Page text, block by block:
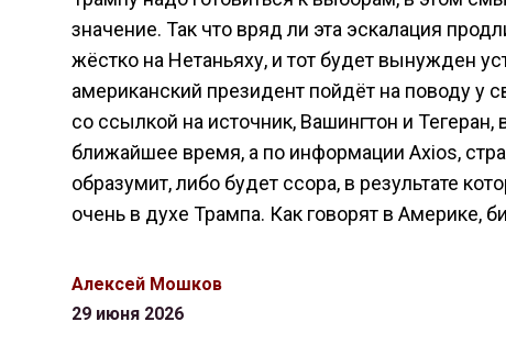
значение. Так что вряд ли эта эскалация
жёстко на Нетаньяху, и тот будет вынужден
американский президент пойдёт на поводу у
со ссылкой на источник, Вашингтон и
ближайшее время, а по информации Axios,
образумит, либо будет ссора, в результате
очень в духе Трампа. Как говорят в Америке,
Алексей Мошков
29 июня 2026